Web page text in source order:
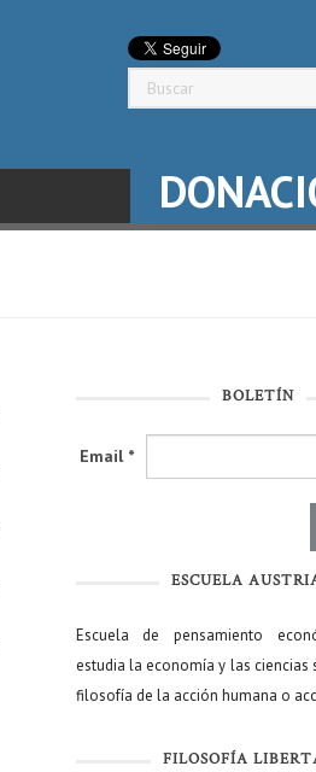
BOLETÍN
Email *
ESCUELA
Escuela de pensamiento
estudia la economía y las ciencias
filosofía de la acción humana o
FILOSOFÍA